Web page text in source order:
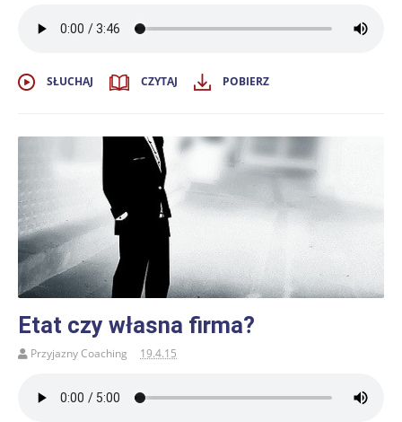
SŁUCHAJ CZYTAJ POBIERZ
Etat czy własna firma?
Przyjazny Coaching 19.4.15